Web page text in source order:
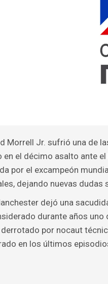
Morrell Jr. sufrió una de
el décimo asalto ante
por el excampeón
dejando nuevas dudas
dejó una
durante años
por nocaut
en los últimos